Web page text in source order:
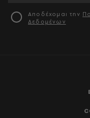
Αποδέχομαι την
Δεδομένων